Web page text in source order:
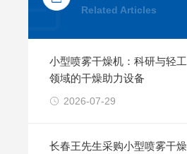
Related Articles
小型喷雾干燥机：科研与轻工
领域的干燥助力设备
2026-07-29
长春王先生采购小型喷雾干燥